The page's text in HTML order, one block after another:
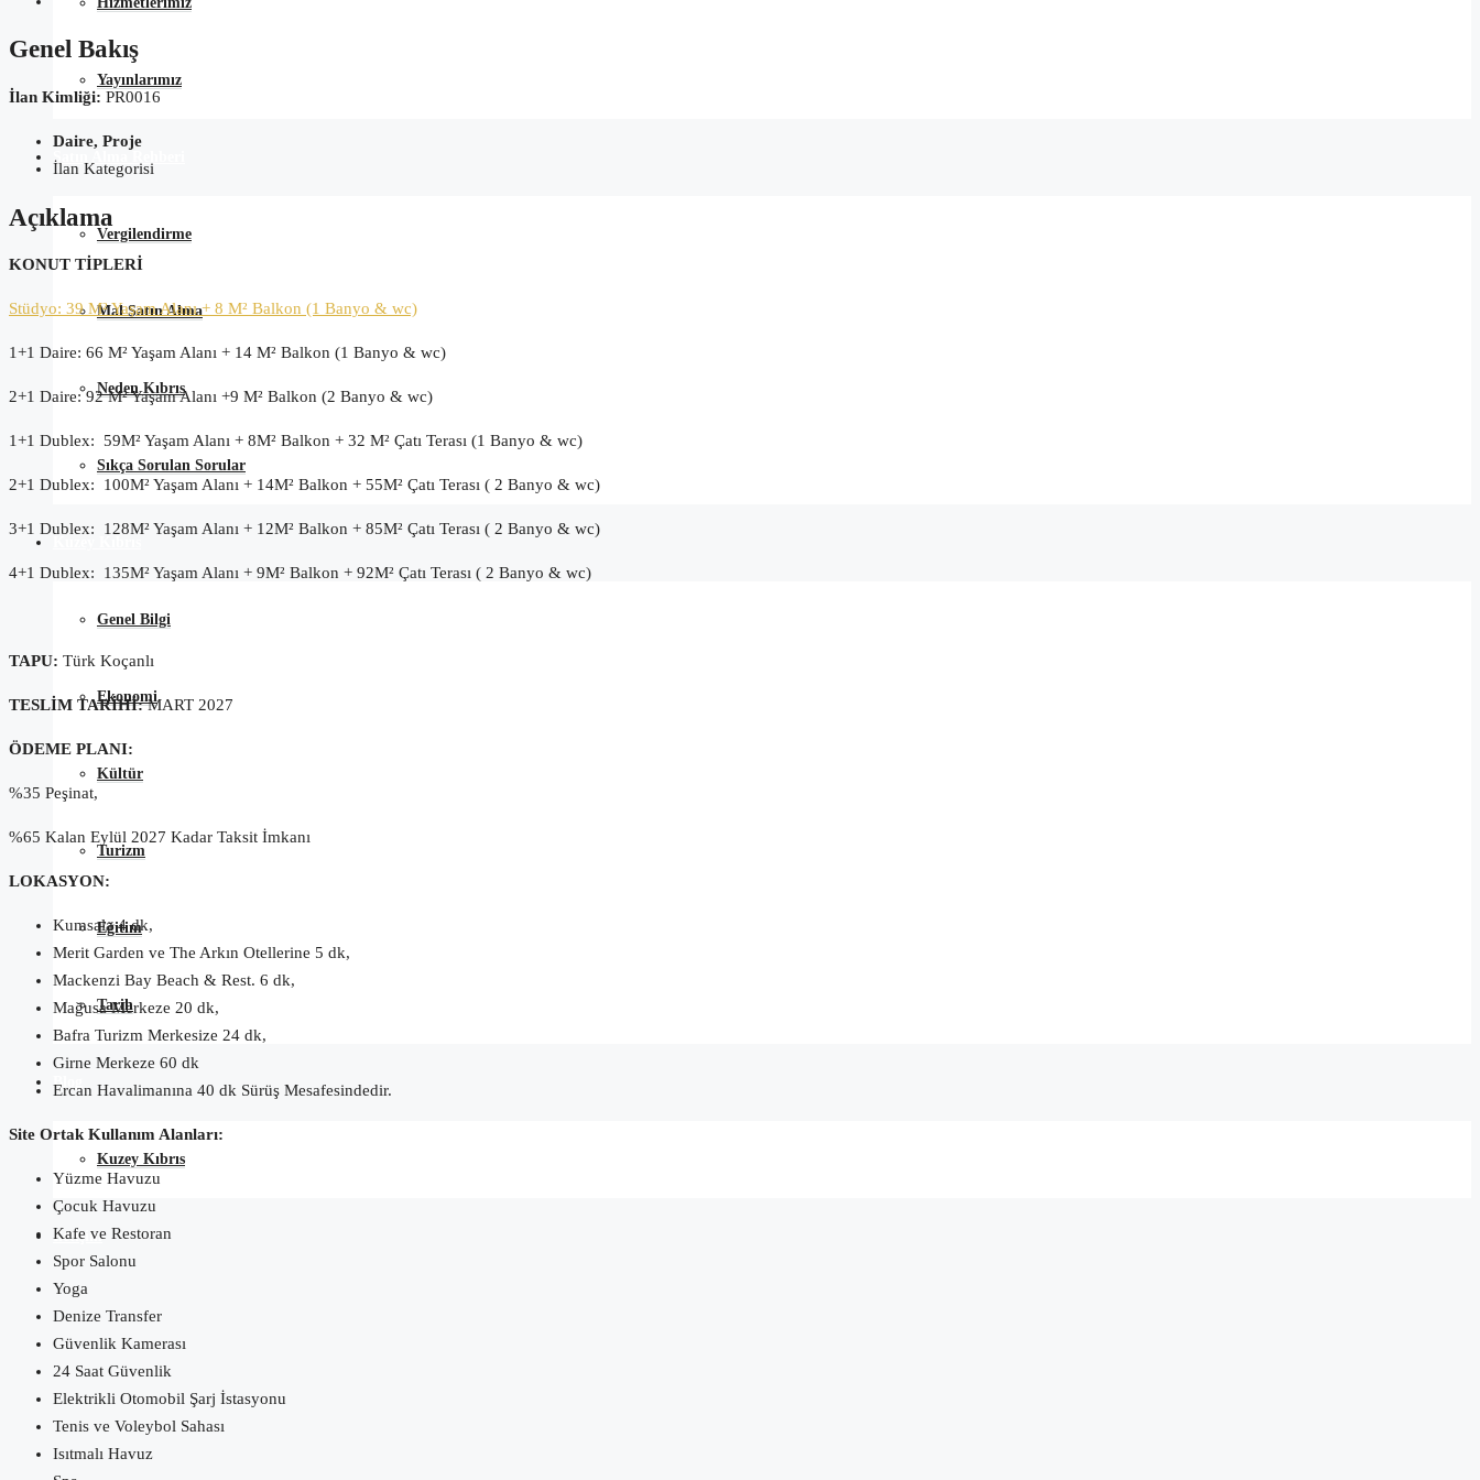
Yayınlarımız
Satın Alma Rehberi
Vergilendirme
Mal Satın Alma
Neden Kıbrıs
Sıkça Sorulan Sorular
Genel Bilgi
Ekonomi
Kültür
Turizm
Eğitim
Tarih
Blog
Kuzey Kıbrıs
İletişim
Genel Bakış
İlan Kimliği: PR0016
Daire, Proje
İlan Kategorisi
Açıklama
KONUT TİPLERİ
Stüdyo: 39 M² Yaşam Alanı + 8 M² Balkon (1 Banyo & wc)
1+1 Daire: 66 M² Yaşam Alanı + 14 M² Balkon (1 Banyo & wc)
2+1 Daire: 92 M² Yaşam Alanı +9 M² Balkon (2 Banyo & wc)
1+1 Dublex: 59M² Yaşam Alanı + 8M² Balkon + 32 M² Çatı Terası (1 Banyo & wc)
2+1 Dublex: 100M² Yaşam Alanı + 14M² Balkon + 55M² Çatı Terası ( 2 Banyo & wc)
3+1 Dublex: 128M² Yaşam Alanı + 12M² Balkon + 85M² Çatı Terası ( 2 Banyo & wc)
4+1 Dublex: 135M² Yaşam Alanı + 9M² Balkon + 92M² Çatı Terası ( 2 Banyo & wc)
TAPU: Türk Koçanlı
TESLİM TARİHİ:MART 2027
ÖDEME PLANI:
%35 Peşinat,
%65 Kalan Eylül 2027 Kadar Taksit İmkanı
LOKASYON:
Kumsala 4 dk,
Merit Garden ve The Arkın Otellerine 5 dk,
Mackenzi Bay Beach & Rest. 6 dk,
Mağusa Merkeze 20 dk,
Bafra Turizm Merkesize 24 dk,
Girne Merkeze 60 dk
Ercan Havalimanına 40 dk Sürüş Mesafesindedir.
Site Ortak Kullanım Alanları:
Yüzme Havuzu
Çocuk Havuzu
Kafe ve Restoran
Spor Salonu
Yoga
Denize Transfer
Güvenlik Kamerası
24 Saat Güvenlik
Elektrikli Otomobil Şarj İstasyonu
Tenis ve Voleybol Sahası
Isıtmalı Havuz